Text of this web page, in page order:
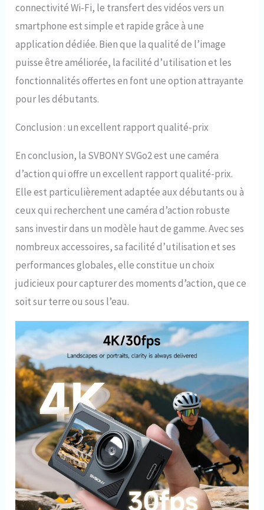
connectivité Wi-Fi, le transfert des vidéos vers un
smartphone est simple et rapide grâce à une
application dédiée. Bien que la qualité de l’image
puisse être améliorée, la facilité d’utilisation et les
fonctionnalités offertes en font une option attrayante
pour les débutants.
Conclusion : un excellent rapport qualité-prix
En conclusion, la SVBONY SVGo2 est une caméra
d’action qui offre un excellent rapport qualité-prix.
Elle est particulièrement adaptée aux débutants ou à
ceux qui recherchent une caméra d’action robuste
sans investir dans un modèle haut de gamme. Avec ses
nombreux accessoires, sa facilité d’utilisation et ses
performances globales, elle constitue un choix
judicieux pour capturer des moments d’action, que ce
soit sur terre ou sous l’eau.